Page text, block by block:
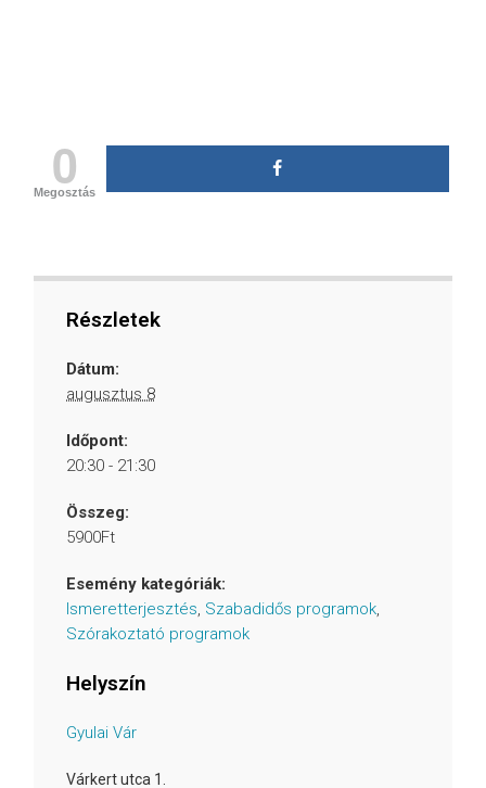
0
Megosztás
Részletek
Dátum:
augusztus 8
Időpont:
20:30 - 21:30
Összeg:
5900Ft
Esemény kategóriák:
Ismeretterjesztés Szabadidős programok
Szórakoztató programok
Helyszín
Gyulai Vár
Várkert utca 1.